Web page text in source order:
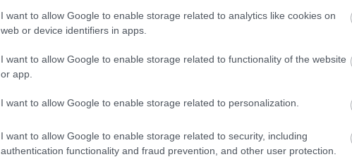
I want to allow Google to enable storage related to analytics like cookies on
web or device identifiers in apps.
I want to allow Google to enable storage related to functionality of the website
or app.
I want to allow Google to enable storage related to personalization.
I want to allow Google to enable storage related to security, including
authentication functionality and fraud prevention, and other user protection.
fagy